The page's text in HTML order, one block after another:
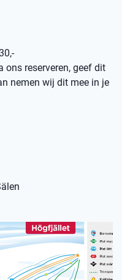
ons reserveren, geef dit
nemen wij dit mee in je